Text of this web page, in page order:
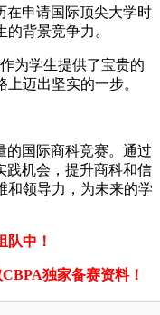
在申请国际顶尖大学时
背景竞争力。
为学生提供了宝贵的
迈出坚实的一步。
的国际商科竞赛。通过
践机会，提升商科和信
和领导力，为未来的学
队中！
独家备赛资料！